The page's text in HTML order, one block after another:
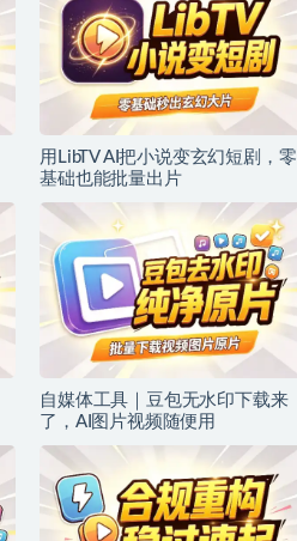
用LibTV AI把小说变玄幻短剧，零
基础也能批量出片
自媒体工具｜豆包无水印下载来
了，AI图片视频随便用